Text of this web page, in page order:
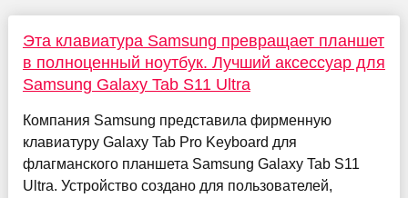
Эта клавиатура Samsung превращает планшет
в полноценный ноутбук. Лучший аксессуар для
Samsung Galaxy Tab S11 Ultra
Компания Samsung представила фирменную
клавиатуру Galaxy Tab Pro Keyboard для
флагманского планшета Samsung Galaxy Tab S11
Ultra. Устройство создано для пользователей,